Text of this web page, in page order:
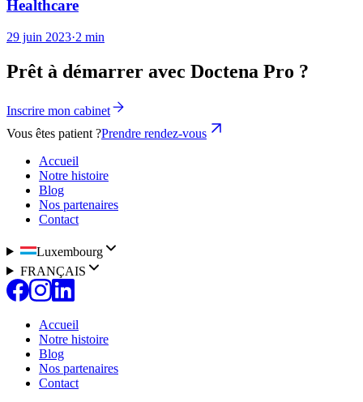
Healthcare
29 juin 2023·2 min
Prêt à démarrer avec Doctena Pro ?
Inscrire mon cabinet
Vous êtes patient ?Prendre rendez-vous
Accueil
Notre histoire
Blog
Nos partenaires
Contact
Luxembourg
FRANÇAIS
Accueil
Notre histoire
Blog
Nos partenaires
Contact